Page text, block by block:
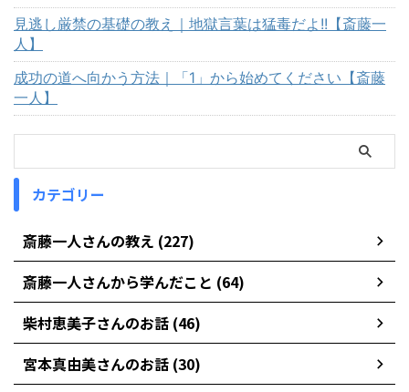
見逃し厳禁の基礎の教え｜地獄言葉は猛毒だよ!!【斎藤一
人】
成功の道へ向かう方法｜「1」から始めてください【斎藤
一人】
カテゴリー
斎藤一人さんの教え (227)
斎藤一人さんから学んだこと (64)
柴村恵美子さんのお話 (46)
宮本真由美さんのお話 (30)